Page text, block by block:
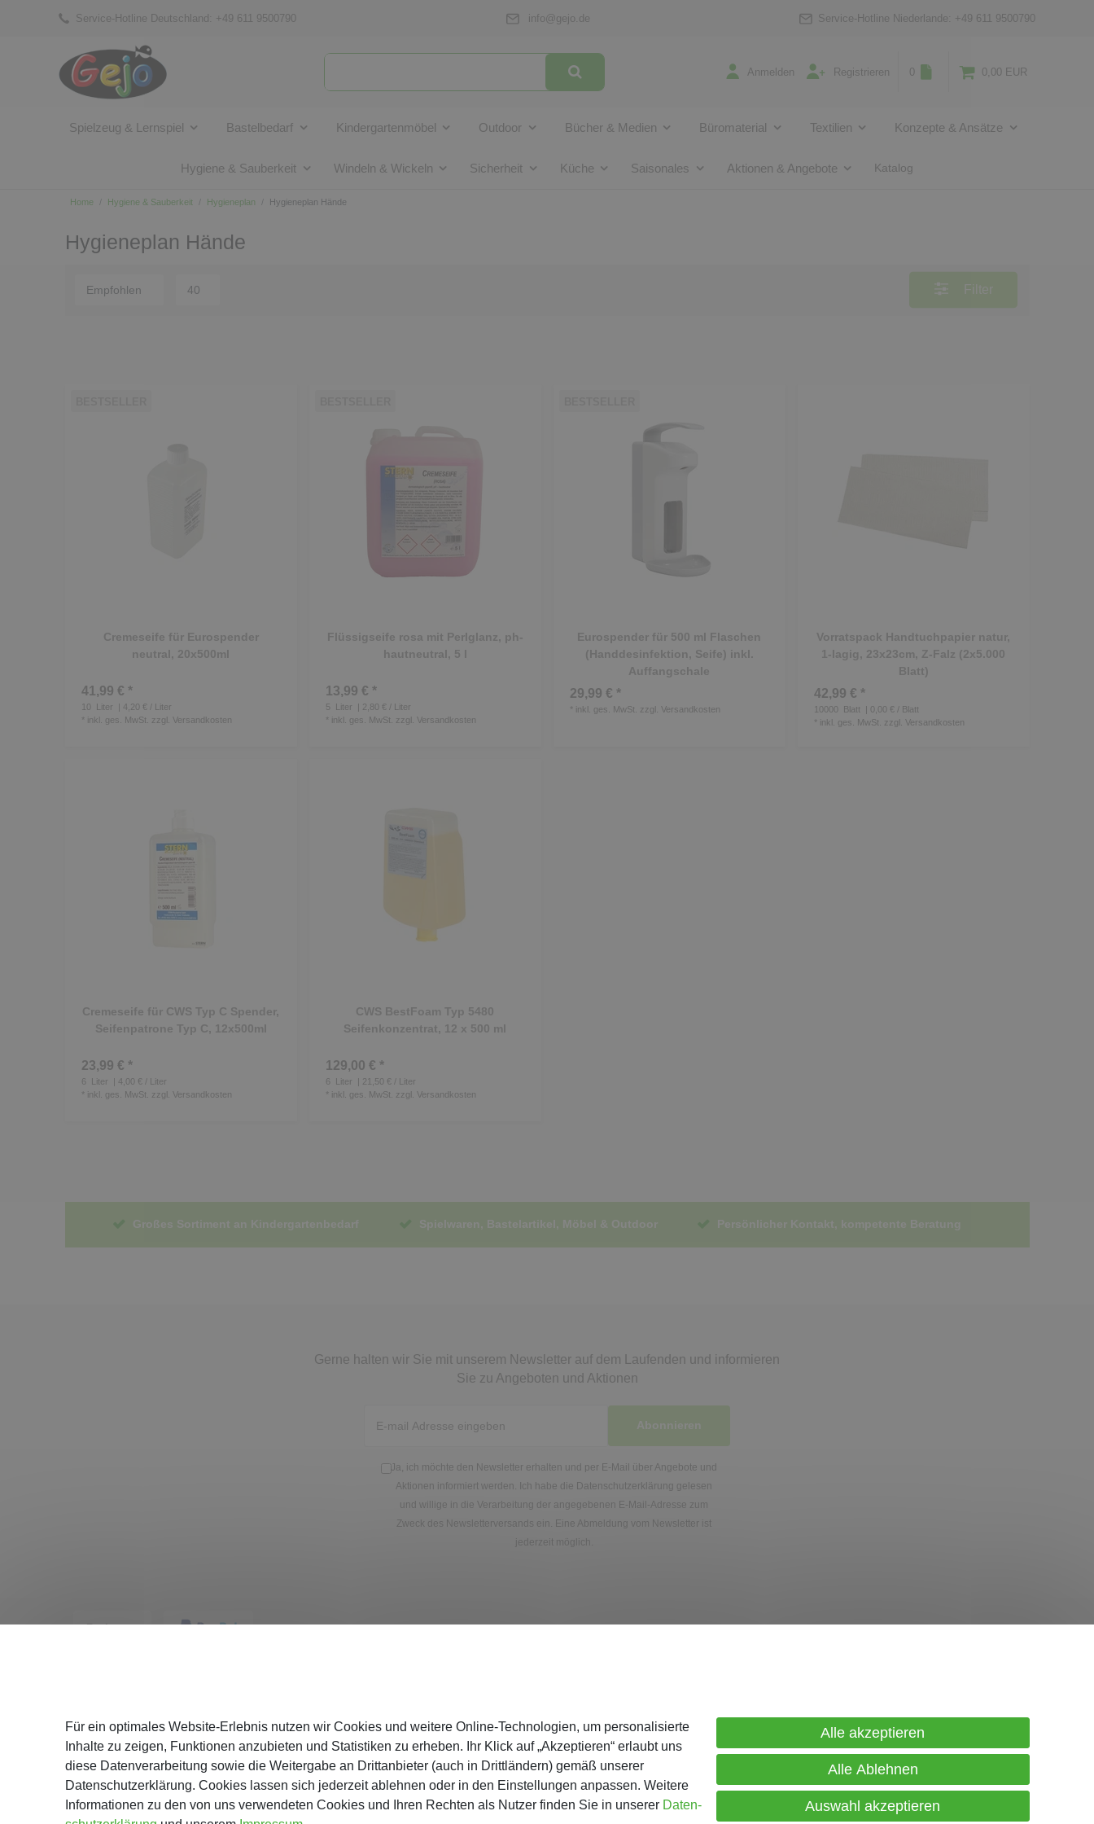
Service-Hotline Deutschland: +49 611 9500790 info@gejo.de Service-Hotline Niederlande: +49 611 9500790
Anmelden Registrieren 0 0,00 EUR
Spielzeug & Lernspiel Bastelbedarf Kindergartenmöbel Outdoor Bücher & Medien Büromaterial Textilien Konzepte & Ansätze
Hygiene & Sauberkeit Windeln & Wickeln Sicherheit Küche Saisonales Aktionen & Angebote Katalog
Home Hygiene & Sauberkeit Hygieneplan Hygieneplan Hände
Hygieneplan Hände
Filter
Cremeseife für Eurospender
neutral, 20x500ml
41,99 € *
10 Liter
| 4,20 € / Liter
* inkl. ges. MwSt. zzgl. Versandkosten
Flüssigseife rosa mit Perlglanz, ph-
hautneutral, 5 l
13,99 € *
5 Liter
| 2,80 € / Liter
* inkl. ges. MwSt. zzgl. Versandkosten
Eurospender für 500 ml Flaschen
(Handdesinfektion, Seife) inkl.
Auffangschale
29,99 € *
* inkl. ges. MwSt. zzgl. Versandkosten
Vorratspack Handtuchpapier natur,
1-lagig, 23x23cm, Z-Falz (2x5.000
Blatt)
42,99 € *
10000 Blatt
| 0,00 € / Blatt
* inkl. ges. MwSt. zzgl. Versandkosten
Cremeseife für CWS Typ C Spender,
Seifenpatrone Typ C, 12x500ml
23,99 € *
6 Liter
| 4,00 € / Liter
* inkl. ges. MwSt. zzgl. Versandkosten
CWS BestFoam Typ 5480
Seifenkonzentrat, 12 x 500 ml
129,00 € *
6 Liter
| 21,50 € / Liter
* inkl. ges. MwSt. zzgl. Versandkosten
Großes Sortiment an Kindergartenbedarf Spielwaren, Bastelartikel, Möbel & Outdoor Persönlicher Kontakt, kompetente Beratung
Gerne halten wir Sie mit unserem Newsletter auf dem Laufenden und informieren
Sie zu Angeboten und Aktionen
Abonnieren
Ja, ich möchte den Newsletter erhalten und per E-Mail über Angebote und
Aktionen informiert werden. Ich habe die Datenschutzerklärung gelesen
und willige in die Verarbeitung der angegebenen E-Mail-Adresse zum
Zweck des Newsletterversands ein. Eine Abmeldung vom Newsletter ist
jederzeit möglich.
Katalog
Versand
Zahlung
Hinweise zur Batterieentsorgung
Über Gejo
Kontaktformular
Datenschutz
Login
Für ein optimales Website-Erlebnis nutzen wir Cookies und weitere Online-Technologien, um personalisierte
Inhalte zu zeigen, Funktionen anzubieten und Statistiken zu erheben. Ihr Klick auf „Akzeptieren“ erlaubt uns
diese Datenverarbeitung sowie die Weitergabe an Drittanbieter (auch in Drittländern) gemäß unserer
Datenschutzerklärung. Cookies lassen sich jederzeit ablehnen oder in den Einstellungen anpassen. Weitere
Informationen zu den von uns verwendeten Cookies und Ihren Rechten als Nutzer finden Sie in unserer Daten­
Alle akzeptieren
Alle Ablehnen
Auswahl akzeptieren